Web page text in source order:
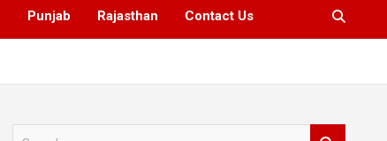
Punjab Rajasthan Contact Us